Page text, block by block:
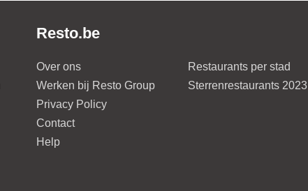
Resto.be
Over ons
Werken bij Resto Group
Privacy Policy
Contact
Help
Restaurants per stad
Sterrenrestaurants 2023